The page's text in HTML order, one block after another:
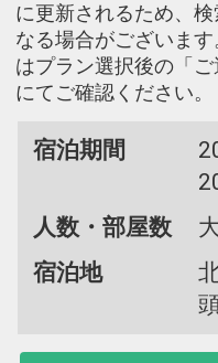
に更新されるため、
なる場合がございま
はプラン選択後の「
にてご確認ください。
宿泊期間
人数・部屋数
宿泊地